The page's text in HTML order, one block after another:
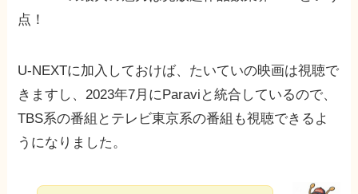
点！
U-NEXTに加入しておけば、たいていの映画は視聴で
きますし、2023年7月にParaviと統合しているので、
TBS系の番組とテレビ東京系の番組も視聴できるよ
うになりました。